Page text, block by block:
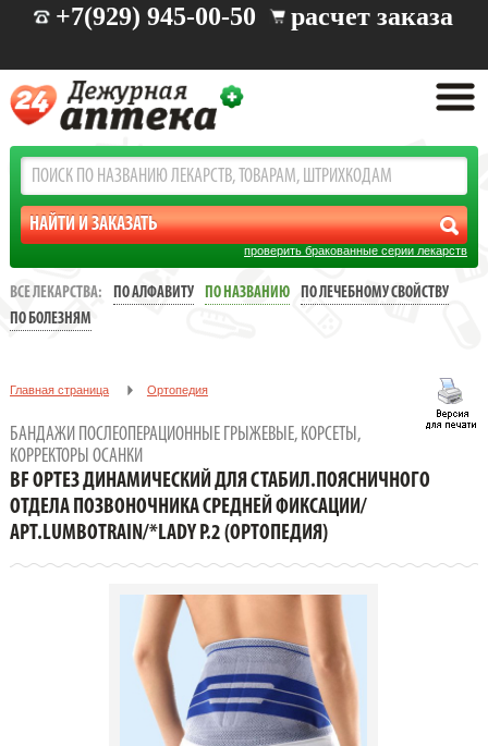
+7(929) 945-00-50 расчет заказа
проверить бракованные серии лекарств
ВСЕ ЛЕКАРСТВА: ПО АЛФАВИТУ ПО НАЗВАНИЮ
ПО ЛЕЧЕБНОМУ СВОЙСТВУ
ПО БОЛЕЗНЯМ
Главная страница Ортопедия
осанки
BF ОРТЕЗ ДИНАМИЧЕСКИЙ ДЛЯ СТАБИЛ.ПОЯСНИЧНОГО
ОТДЕЛА ПОЗВОНОЧНИКА СРЕДНЕЙ ФИКСАЦИИ/
АРТ.LUMBOTRAIN/*LADY Р.2 (Ортопедия)
БАНДАЖИ ПОСЛЕОПЕРАЦИОННЫЕ ГРЫЖЕВЫЕ, КОРСЕТЫ,
КОРРЕКТОРЫ ОСАНКИ
BF ОРТЕЗ ДИНАМИЧЕСКИЙ ДЛЯ СТАБИЛ.ПОЯСНИЧНОГО
ОТДЕЛА ПОЗВОНОЧНИКА СРЕДНЕЙ ФИКСАЦИИ/
АРТ.LUMBOTRAIN/*LADY Р.2 (ОРТОПЕДИЯ)